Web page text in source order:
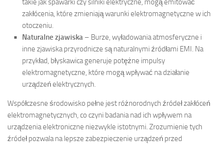
takie jak spawarki czy silniki elektryczne, mogą emitować
zakłócenia, które zmieniają warunki elektromagnetyczne w ich
otoczeniu.
Naturalne zjawiska – Burze, wyładowania atmosferyczne i
inne zjawiska przyrodnicze są naturalnymi źródłami EMI. Na
przykład, błyskawica generuje potężne impulsy
elektromagnetyczne, które mogą wpływać na działanie
urządzeń elektrycznych.
Współczesne środowisko pełne jest różnorodnych źródeł zakłóceń
elektromagnetycznych, co czyni badania nad ich wpływem na
urządzenia elektroniczne niezwykle istotnymi. Zrozumienie tych
źródeł pozwala na lepsze zabezpieczenie urządzeń przed